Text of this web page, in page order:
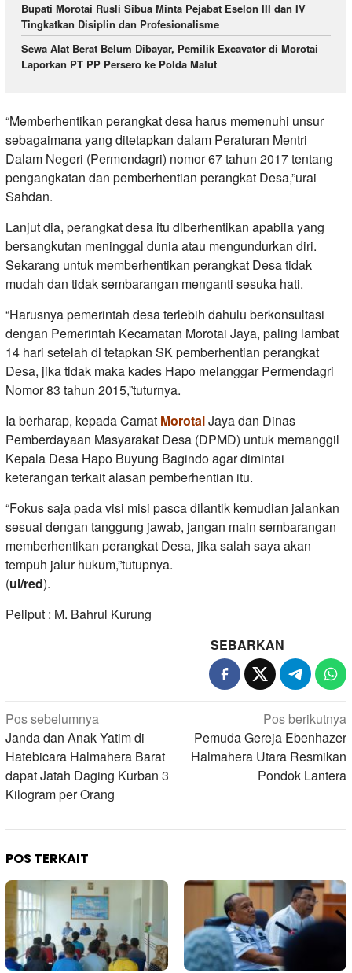
Bupati Morotai Rusli Sibua Minta Pejabat Eselon III dan IV
Tingkatkan Disiplin dan Profesionalisme
Sewa Alat Berat Belum Dibayar, Pemilik Excavator di Morotai
Laporkan PT PP Persero ke Polda Malut
“Memberhentikan perangkat desa harus memenuhi unsur
sebagaimana yang ditetapkan dalam Peraturan Mentri
Dalam Negeri (Permendagri) nomor 67 tahun 2017 tentang
pengangkatan dan pemberhentian perangkat Desa,”urai
Sahdan.
Lanjut dia, perangkat desa itu diberhentikan apabila yang
bersangkutan meninggal dunia atau mengundurkan diri.
Sekarang untuk memberhentikan perangkat Desa tidak
mudah dan tidak sembarangan menganti sesuka hati.
“Harusnya pemerintah desa terlebih dahulu berkonsultasi
dengan Pemerintah Kecamatan Morotai Jaya, paling lambat
14 hari setelah di tetapkan SK pemberhentian perangkat
Desa, jika tidak maka kades Hapo melanggar Permendagri
Nomor 83 tahun 2015,”tuturnya.
Ia berharap, kepada Camat MorotaiJaya dan Dinas
Pemberdayaan Masyarakat Desa (DPMD) untuk memanggil
Kepala Desa Hapo Buyung Bagindo agar dimintai
keterangan terkait alasan pemberhentian itu.
“Fokus saja pada visi misi pasca dilantik kemudian jalankan
sesuai dengan tanggung jawab, jangan main sembarangan
memberhentikan perangkat Desa, jika salah saya akan
tempuh jalur hukum,”tutupnya.
(ul/red).
Peliput : M. Bahrul Kurung
SEBARKAN
Navigasi
pos
Pos sebelumnya
Janda dan Anak Yatim di
Hatebicara Halmahera Barat
dapat Jatah Daging Kurban 3
Kilogram per Orang
Pos berikutnya
Pemuda Gereja Ebenhazer
Halmahera Utara Resmikan
Pondok Lantera
POS TERKAIT